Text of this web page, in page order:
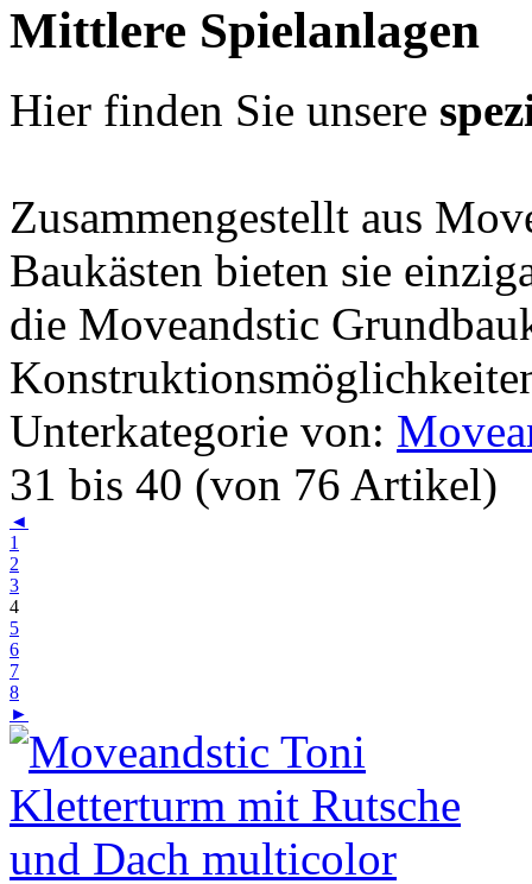
Mittlere Spielanlagen
Hier finden Sie unsere
Zusammengestellt aus
Baukästen bieten sie
die Moveandstic
Unterkategorie von:
31 bis 40 (von 76 Artikel)
◄
1
2
3
4
5
6
7
8
►